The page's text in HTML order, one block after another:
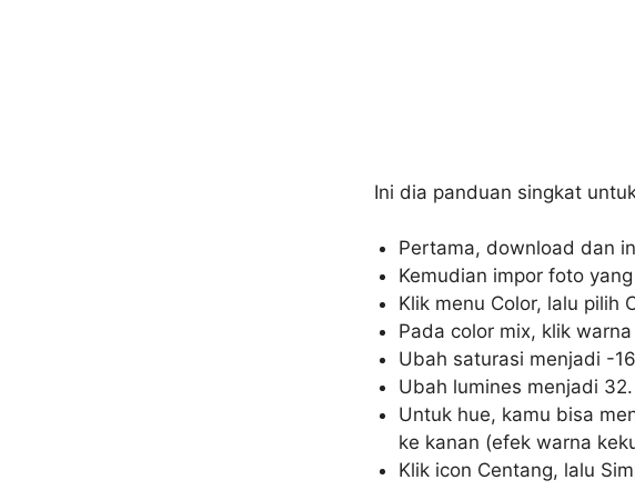
Ini dia panduan singkat
Pertama, download dan
Kemudian impor foto
Klik menu Color, lalu pilih
Pada color mix, klik
Ubah saturasi menjadi -
Ubah lumines menjadi 32.
Untuk hue, kamu bisa
ke kanan (efek warna
Klik icon Centang, lalu